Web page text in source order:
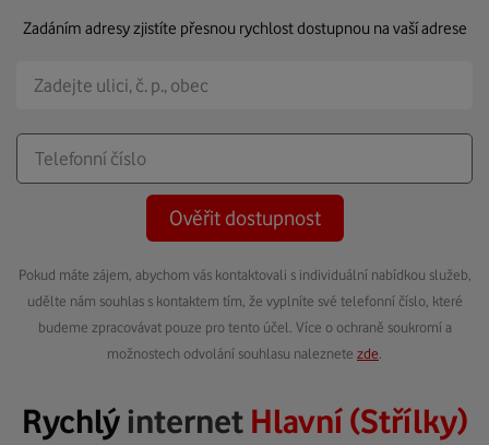
Zadáním adresy zjistíte přesnou rychlost dostupnou na vaší adrese
Ověřit dostupnost
Pokud máte zájem, abychom vás kontaktovali s individuální nabídkou služeb,
udělte nám souhlas s kontaktem tím, že vyplníte své telefonní číslo, které
budeme zpracovávat pouze pro tento účel. Více o ochraně soukromí a
možnostech odvolání souhlasu naleznete zde
Rychlýinternet Hlavní (Střílky)